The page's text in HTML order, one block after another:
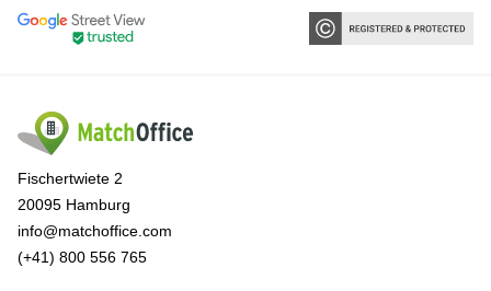
Fischertwiete 2
20095 Hamburg
info@matchoffice.com
(+41) 800 556 765